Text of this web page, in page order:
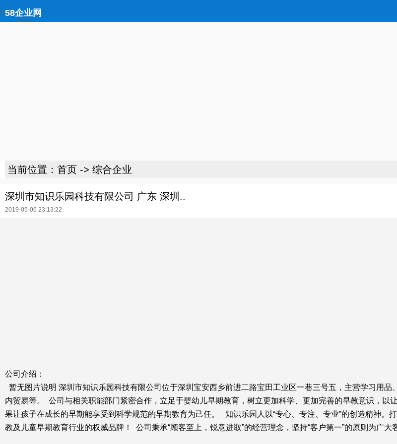
58企业网
当前位置： 首页 -> 综合企业
深圳市知识乐园科技有限公司 广东 深圳..
2019-05-06 23:13:22
公司介绍：
暂无图片说明 深圳市知识乐园科技有限公司位于深圳宝安西乡前进二路宝田工业区一巷三号五，主营学习用
内贸易等。 公司与相关职能部门紧密合作，立足于婴幼儿早期教育，树立更加科学、更加完善的早教意识，
果让孩子在成长的早期能享受到科学规范的早期教育为己任。 知识乐园人以“专心、专注、专业”的创造精神
教及儿童早期教育行业的权威品牌！ 公司秉承“顾客至上，锐意进取”的经营理念，坚持“客户第一”的原则为广